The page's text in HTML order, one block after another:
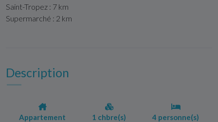
Saint-Tropez : 7 km
Supermarché : 2 km
Description
Appartement 1 chbre(s) 4 personne(s)